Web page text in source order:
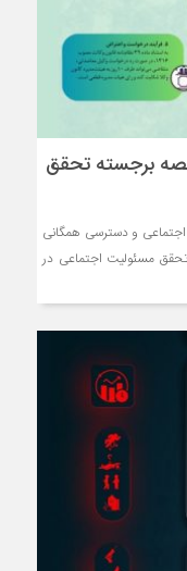
برجسته تحقق
و دسترسی همگانی
مسئولیت اجتماعی در